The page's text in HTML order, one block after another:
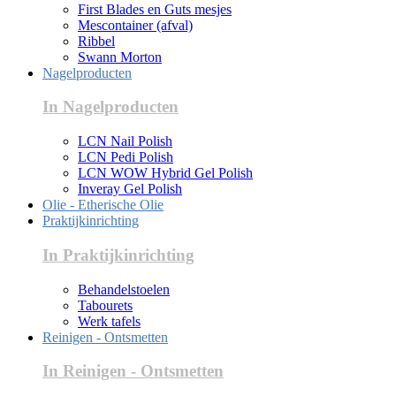
First Blades en Guts mesjes
Mescontainer (afval)
Ribbel
Swann Morton
Nagelproducten
In Nagelproducten
LCN Nail Polish
LCN Pedi Polish
LCN WOW Hybrid Gel Polish
Inveray Gel Polish
Olie - Etherische Olie
Praktijkinrichting
In Praktijkinrichting
Behandelstoelen
Tabourets
Werk tafels
Reinigen - Ontsmetten
In Reinigen - Ontsmetten